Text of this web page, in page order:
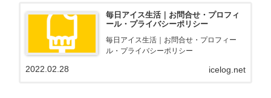
毎日アイス生活｜お問合せ・プロフィ
ール・プライバシーポリシー
毎日アイス生活｜お問合せ・プロフィー
ル・プライバシーポリシー
icelog.net
2022.02.28